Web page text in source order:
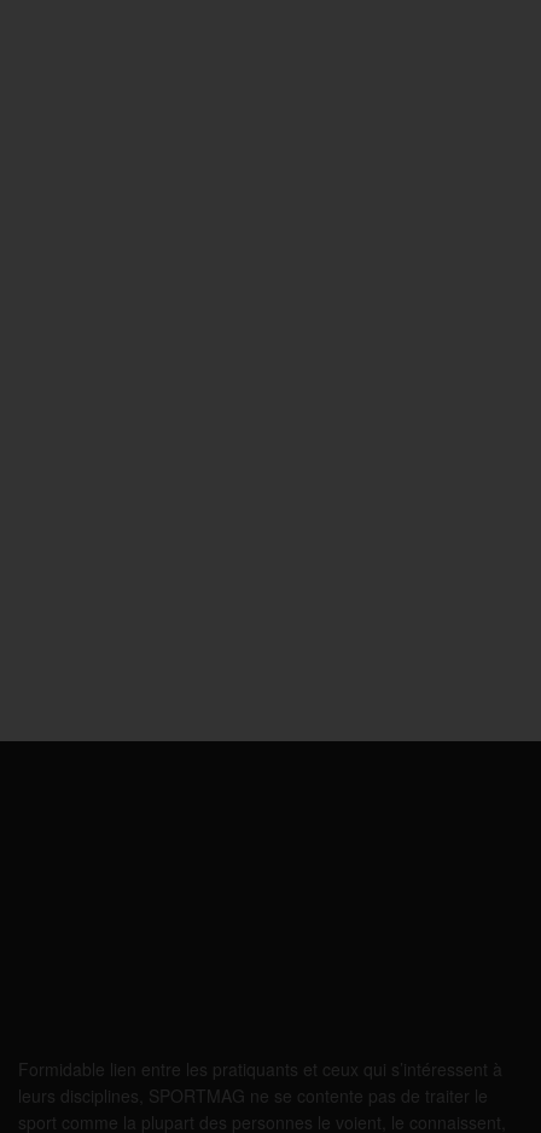
Formidable lien entre les pratiquants et ceux qui s’intéressent à
leurs disciplines, SPORTMAG ne se contente pas de traiter le
sport comme la plupart des personnes le voient, le connaissent,